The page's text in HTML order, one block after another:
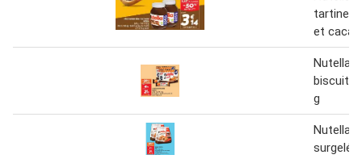
tartiner
et
Nutella
biscuits
g
Nutella
surgelé